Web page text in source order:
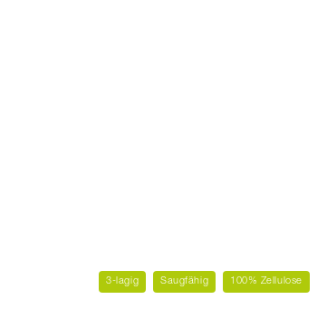
3-lagig Saugfähig 100% Zellulose